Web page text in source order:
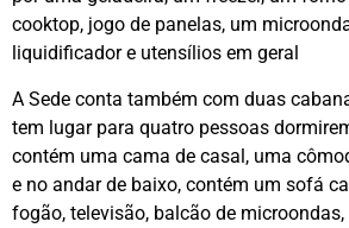
cooktop, jogo de panelas, um
liquidificador e utensílios em geral
A Sede conta também com duas
tem lugar para quatro pessoas
contém uma cama de casal, uma
e no andar de baixo, contém um sofá
fogão, televisão, balcão de